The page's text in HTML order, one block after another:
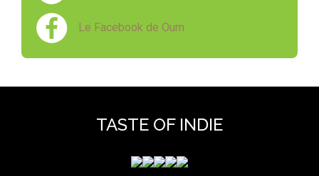
Le Facebook de Oum
TASTE OF INDIE